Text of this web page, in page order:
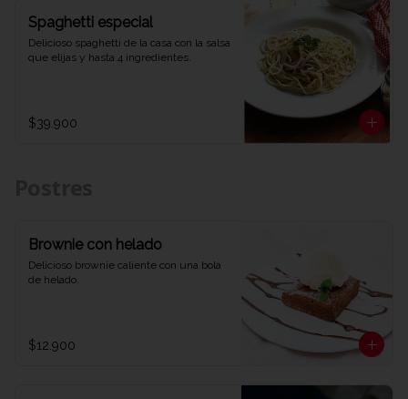
Spaghetti especial
Delicioso spaghetti de la casa con la salsa
que elijas y hasta 4 ingredientes.
$39.900
Brownie con helado
Delicioso brownie caliente con una bola
de helado.
$12.900